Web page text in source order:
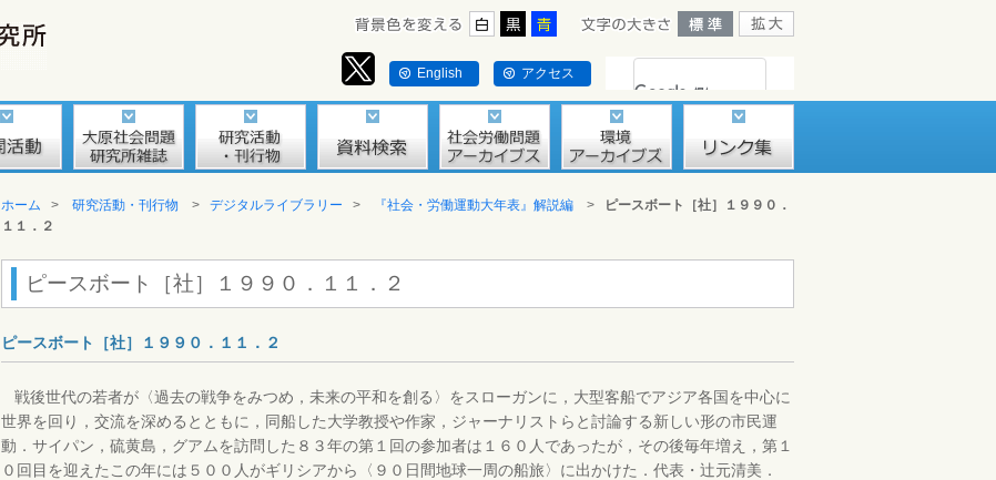
English アクセス
ホーム > 研究活動・刊行物 > デジタルライブラリー > 『社会・労働運動大年表』解説編 >
ピースボート［社］１９９０．
１１．２
ピースボート［社］１９９０．１１．２
ピースボート［社］１９９０．１１．２
戦後世代の若者が〈過去の戦争をみつめ，未来の平和を創る〉をスローガンに，大型客船でアジア各国を中心に
世界を回り，交流を深めるとともに，同船した大学教授や作家，ジャーナリストらと討論する新しい形の市民運
動．サイパン，硫黄島，グアムを訪問した８３年の第１回の参加者は１６０人であったが，その後毎年増え，第１
０回目を迎えたこの年には５００人がギリシアから〈９０日間地球一周の船旅〉に出かけた．代表・辻元清美．